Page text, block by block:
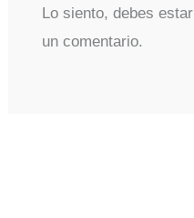
Lo siento, debes estar
un comentario.